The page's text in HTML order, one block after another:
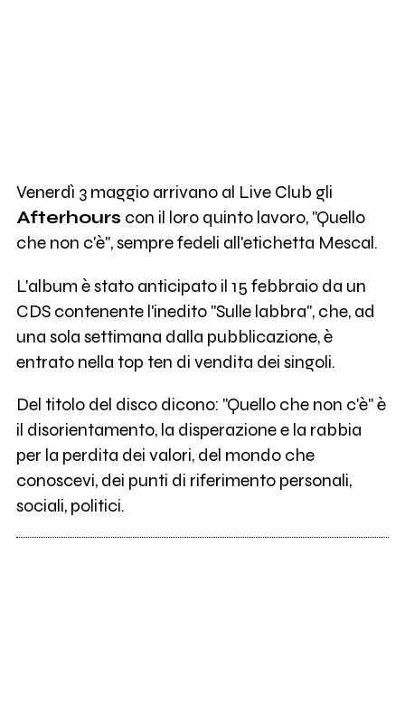
Venerdì 3 maggio arrivano al Live Club gli
Afterhours con il loro quinto lavoro, "Quello
che non c'è", sempre fedeli all'etichetta Mescal.
L'album è stato anticipato il 15 febbraio da un
CDS contenente l'inedito "Sulle labbra", che, ad
una sola settimana dalla pubblicazione, è
entrato nella top ten di vendita dei singoli.
Del titolo del disco dicono: "Quello che non c'è" è
il disorientamento, la disperazione e la rabbia
per la perdita dei valori, del mondo che
conoscevi, dei punti di riferimento personali,
sociali, politici.